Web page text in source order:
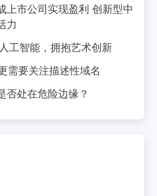
上市公司实现盈利 创新型中
力
工智能，拥抱艺术创新
需要关注描述性域名
否处在危险边缘？